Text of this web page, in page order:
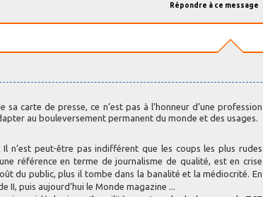
Répondre à ce message
carte de presse, ce n’est pas à l’honneur d’une profession
au bouleversement permanent du monde et des usages.
n’est peut-être pas indifférent que les coups les plus rudes
référence en terme de journalisme de qualité, est en crise
du public, plus il tombe dans la banalité et la médiocrité. En
II, puis aujourd’hui le Monde magazine ...